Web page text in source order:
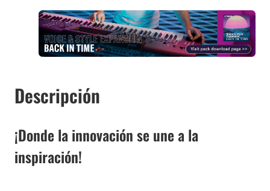
Descripción
¡Donde la innovación se une a la
inspiración!